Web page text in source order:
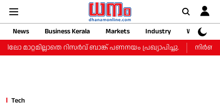
News Business Kerala Markets Industry
Web
റിസർവ് ബാങ്ക് പണനയം പ്രഖ്യാപിച്ചു.
Tech